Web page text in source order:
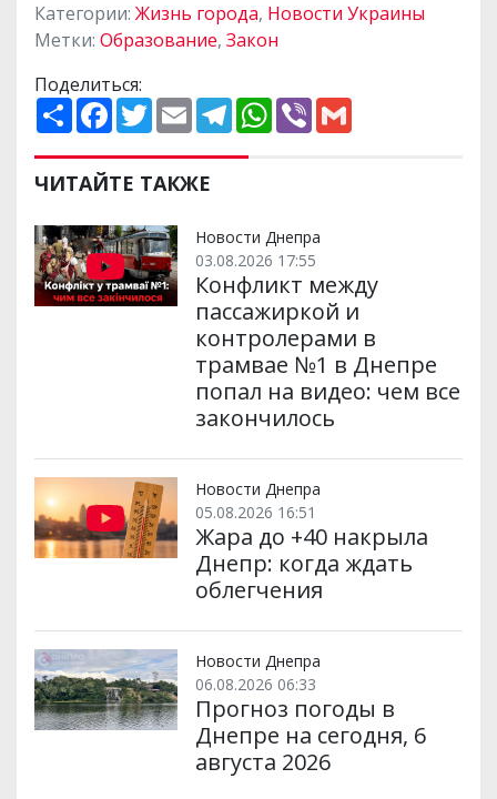
Категории: Жизнь города, Новости Украины
Метки: Образование, Закон
Поделиться:
П
о
и
р
и
и
F
a
e
b
o
k
T
w
t
t
e
E
m
i
l
T
e
e
m
W
h
p
V
ЧИТАЙТЕ ТАКЖЕ
Новости Днепра
03.08.2026 17:55
Конфликт между
пассажиркой и
контролерами в
трамвае №1 в Днепре
попал на видео: чем все
закончилось
Новости Днепра
05.08.2026 16:51
Жара до +40 накрыла
Днепр: когда ждать
облегчения
Новости Днепра
06.08.2026 06:33
Прогноз погоды в
Днепре на сегодня, 6
августа 2026